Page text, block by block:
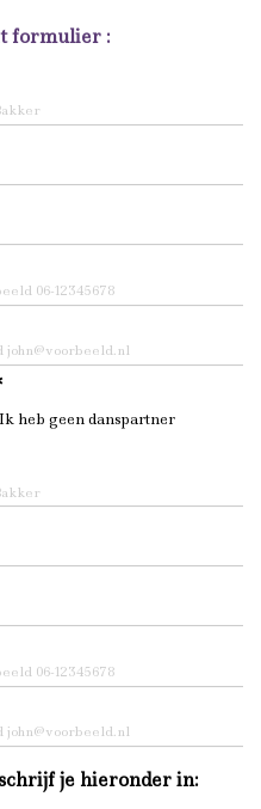
formulier :
Ik heb geen danspartner
je hieronder in: